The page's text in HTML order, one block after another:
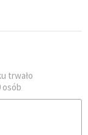
trwało
osób